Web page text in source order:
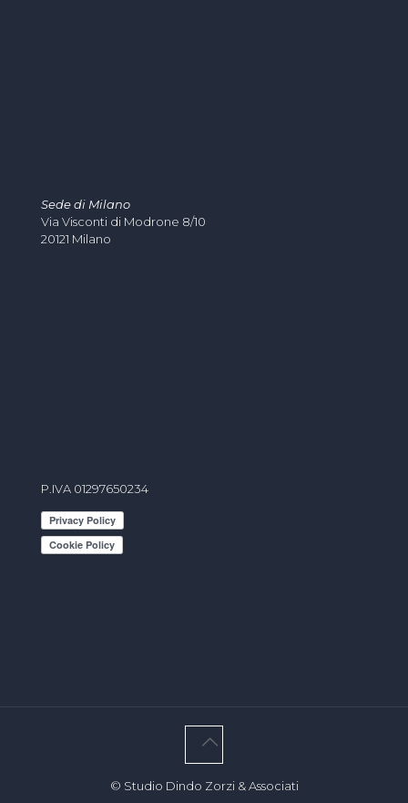
Sede di Milano
Via Visconti di Modrone 8/10
20121 Milano
P.IVA 01297650234
© Studio Dindo Zorzi & Associati